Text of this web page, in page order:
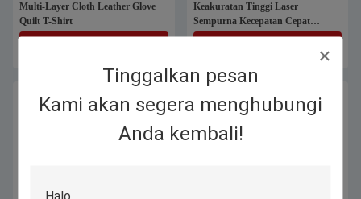
Tinggalkan pesan
Kami akan segera menghubungi
Anda kembali!
Multi-Layer Cloth Leather Glove
Quilt T-Shirt
Keakuratan Tinggi Laser
Sempurna Kecepatan Cepat
Otomatis